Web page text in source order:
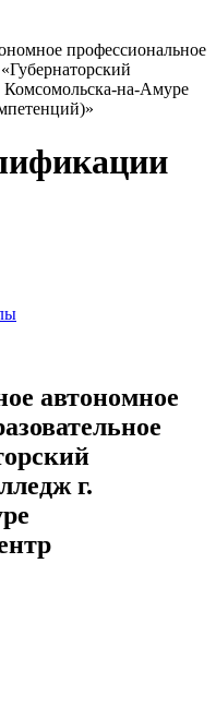
профессиональное
Комсомольска-на-Амуре
автономное
г.